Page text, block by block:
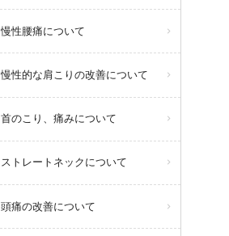
けでなく、ピラティスやパーソナ
に、随時プロのトレーナーによる
体験会も実施しております。
お気軽にぜひご参加ください！
慢性腰痛について
慢性的な肩こりの改善について
首のこり、痛みについて
ストレートネックについて
頭痛の改善について